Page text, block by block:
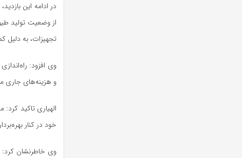
در ادامه این
تجهیزات، به دلیل
وی افزود:
و هزینه‌های جاری
الهیاری تاکید
خود در کنار
وی خاطرنشان کرد: